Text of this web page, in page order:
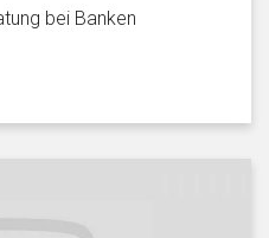
bei Banken